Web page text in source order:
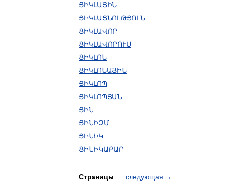
ՑԻԿԼԱՅԻՆ
ՑԻԿԼԱՅՆՈՒԹՅՈՒՆ
ՑԻԿԼԱՎՈՐ
ՑԻԿԼԱՎՈՐՈՒՄ
ՑԻԿԼՈՆ
ՑԻԿԼՈՆԱՅԻՆ
ՑԻԿԼՈՊ
ՑԻԿԼՈՊՅԱՆ
ՑԻՆ
ՑԻՆԻԶՄ
ՑԻՆԻԿ
ՑԻՆԻԿԱԲԱՐ
Страницы следующая →